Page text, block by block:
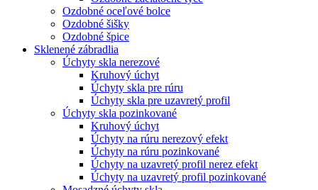
Ozdobné oceľové bolce
Ozdobné šišky
Ozdobné špice
Sklenené zábradlia
Úchyty skla nerezové
Kruhový úchyt
Úchyty skla pre rúru
Úchyty skla pre uzavretý profil
Úchyty skla pozinkované
Kruhový úchyt
Úchyty na rúru nerezový efekt
Úchyty na rúru pozinkované
Úchyty na uzavretý profil nerez efekt
Úchyty na uzavretý profil pozinkované